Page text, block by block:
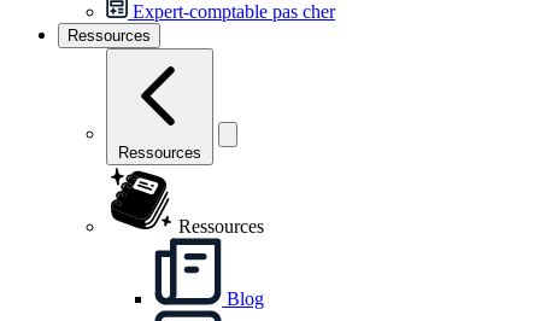
Expert-comptable pas cher
Ressources
Ressources
Ressources
Blog